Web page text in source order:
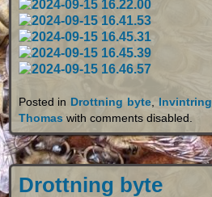
Posted in Drottning byte, Invintring
Thomaswith comments disabled
Drottning byte